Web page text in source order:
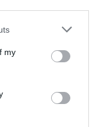
my
milions de
de ferris de línies
els viatgers
han